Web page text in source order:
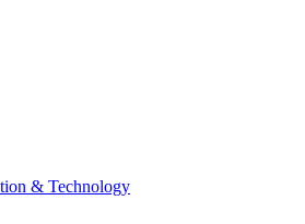
& Technology